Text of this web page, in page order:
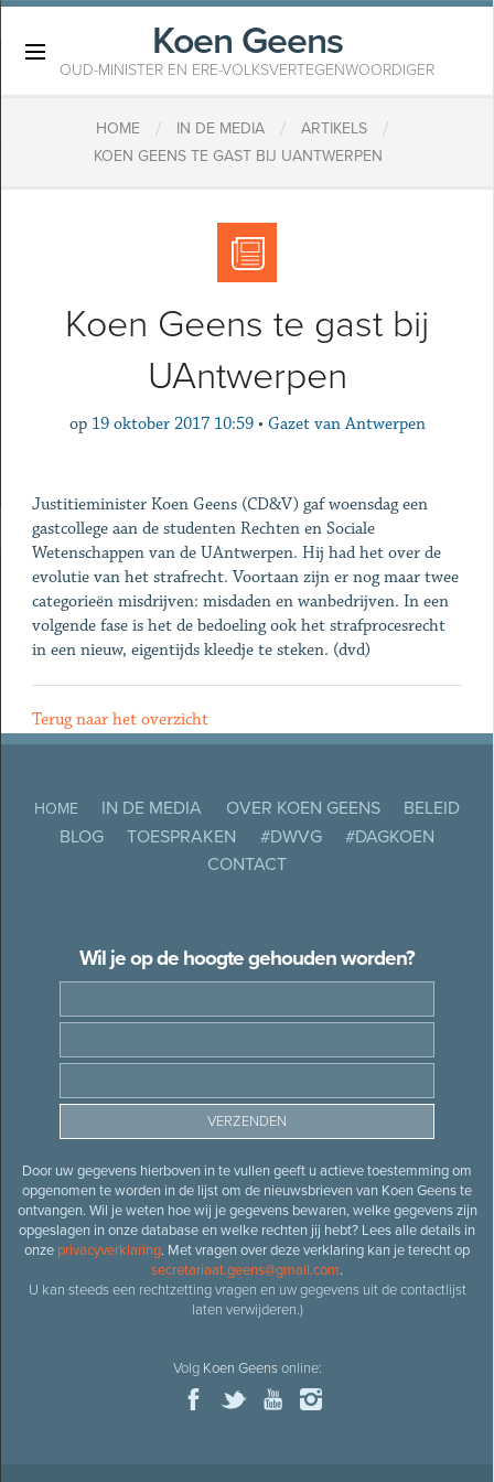
Koen Geens
OUD-MINISTER EN ERE-VOLKSVERTEGENWOORDIGER
HOME / IN DE MEDIA / ARTIKELS /
KOEN GEENS TE GAST BIJ UANTWERPEN
Koen Geens te gast bij
UAntwerpen
op 19 oktober 2017 10:59 • Gazet van Antwerpen
Justitieminister Koen Geens (CD&V) gaf woensdag een
gastcollege aan de studenten Rechten en Sociale
Wetenschappen van de UAntwerpen. Hij had het over de
evolutie van het strafrecht. Voortaan zijn er nog maar twee
categorieën misdrijven: misdaden en wanbedrijven. In een
volgende fase is het de bedoeling ook het strafprocesrecht
in een nieuw, eigentijds kleedje te steken. (dvd)
Terug naar het overzicht
HOME IN DE MEDIA OVER KOEN GEENS
BELEID
BLOG
TOESPRAKEN #DWVG
#DAGKOEN
CONTACT
Wil je op de hoogte gehouden worden?
Door uw gegevens hierboven in te vullen geeft u actieve toestemming om
opgenomen te worden in de lijst om de nieuwsbrieven van Koen Geens te
ontvangen. Wil je weten hoe wij je gegevens bewaren, welke gegevens zijn
opgeslagen in onze database en welke rechten jij hebt? Lees alle details in
onze privacyverklaring. Met vragen over deze verklaring kan je terecht op
secretariaat.geens@gmail.com.
U kan steeds een rechtzetting vragen en uw gegevens uit de contactlijst
laten verwijderen.)
Volg Koen Geensonline: